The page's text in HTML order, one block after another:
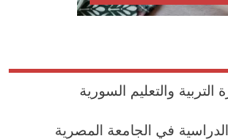
والتعليم السورية
في الجامعة المصرية